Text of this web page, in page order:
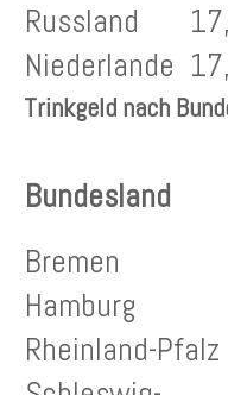
Russland
Niederlande
Trinkgeld nach
Bundesland
Bremen
Hamburg
Rheinland-Pfalz